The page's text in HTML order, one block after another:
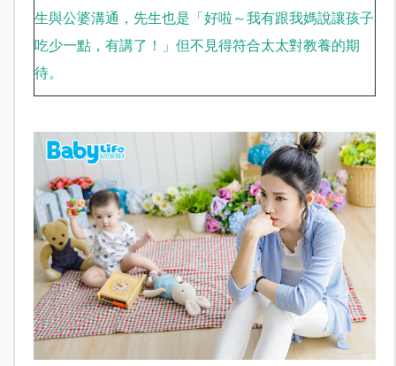
生與公婆溝通，先生也是「好啦～我有跟我媽說讓孩子
吃少一點，有講了！」但不見得符合太太對教養的期
待。